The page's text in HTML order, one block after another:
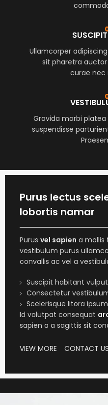
Ullamcorper
sit pharetra
curae nec
Gravida morbi
suspendisse
Purus lectus
lobortis namar
Purus vel sapien a mollis
vestibulum purus
convallis ac vel a
Suscipit habitant
Consectetur
Scelerisque litora
Id volutpat consequat
sapien a a sagittis sit
VIEW MORE CONTACT US